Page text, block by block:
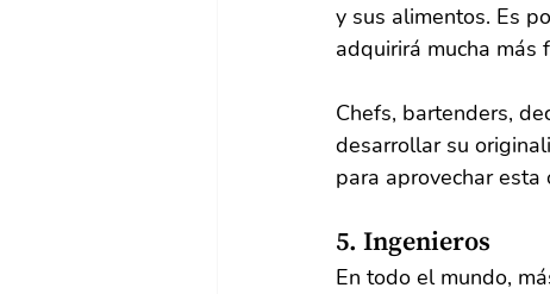
y sus alimentos. Es
adquirirá mucha más
Chefs, bartenders,
desarrollar su
para aprovechar
5. Ingenieros
En todo el mundo,